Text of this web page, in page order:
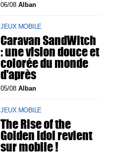
06/08Alban
JEUX MOBILE
Caravan SandWitch
: une vision douce et
colorée du monde
d'après
05/08Alban
JEUX MOBILE
The Rise of the
Golden Idol revient
sur mobile !